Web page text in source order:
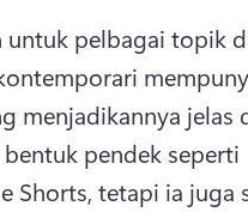
pelbagai topik
menjadikannya jelas
pendek seperti
Shorts, tetapi ia juga